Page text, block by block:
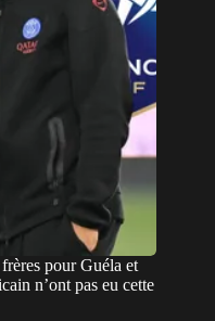
pour Guéla et
n’ont pas eu cette